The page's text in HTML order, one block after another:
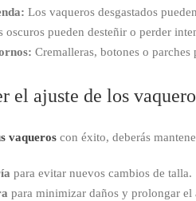
Los vaqueros desgastados
oscuros pueden desteñir o perder
Cremalleras, botones o
el ajuste de los
vaqueros con éxito, deberás
para evitar nuevos cambios de talla.
para minimizar daños y prolongar el